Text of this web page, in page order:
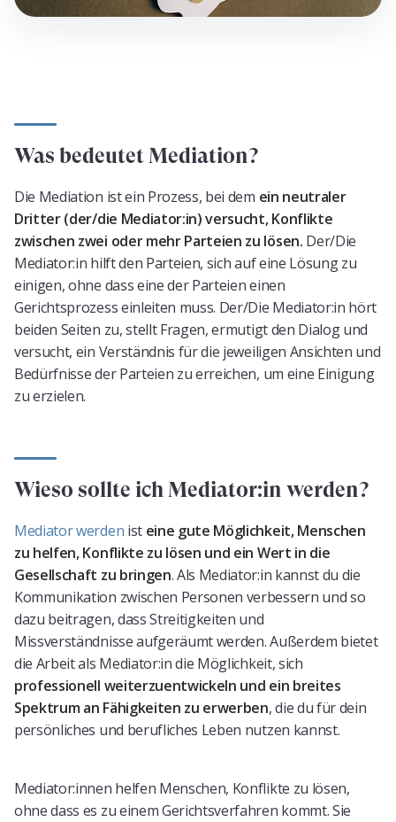
Was bedeutet Mediation?
Die Mediation ist ein Prozess, bei dem ein neutraler
Dritter (der/die Mediator:in) versucht, Konflikte
zwischen zwei oder mehr Parteien zu lösen. Der/Die
Mediator:in hilft den Parteien, sich auf eine Lösung zu
einigen, ohne dass eine der Parteien einen
Gerichtsprozess einleiten muss. Der/Die Mediator:in hört
beiden Seiten zu, stellt Fragen, ermutigt den Dialog und
versucht, ein Verständnis für die jeweiligen Ansichten und
Bedürfnisse der Parteien zu erreichen, um eine Einigung
zu erzielen.
Wieso sollte ich Mediator:in werden?
Mediator werden ist eine gute Möglichkeit, Menschen
zu helfen, Konflikte zu lösen und ein Wert in die
Gesellschaft zu bringen. Als Mediator:in kannst du die
Kommunikation zwischen Personen verbessern und so
dazu beitragen, dass Streitigkeiten und
Missverständnisse aufgeräumt werden. Außerdem bietet
die Arbeit als Mediator:in die Möglichkeit, sich
professionell weiterzuentwickeln und ein breites
Spektrum an Fähigkeiten zu erwerben, die du für dein
persönliches und berufliches Leben nutzen kannst.
Mediator:innen helfen Menschen, Konflikte zu lösen,
ohne dass es zu einem Gerichtsverfahren kommt. Sie